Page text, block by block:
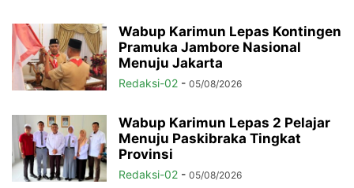
Wabup Karimun Lepas Kontingen
Pramuka Jambore Nasional
Menuju Jakarta
Redaksi-02 - 05/08/2026
Wabup Karimun Lepas 2 Pelajar
Menuju Paskibraka Tingkat
Provinsi
Redaksi-02 - 05/08/2026